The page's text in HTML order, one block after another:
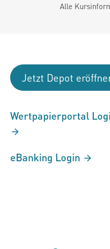
Alle
Jetzt Depot
Wertpapierportal
eBanking Login